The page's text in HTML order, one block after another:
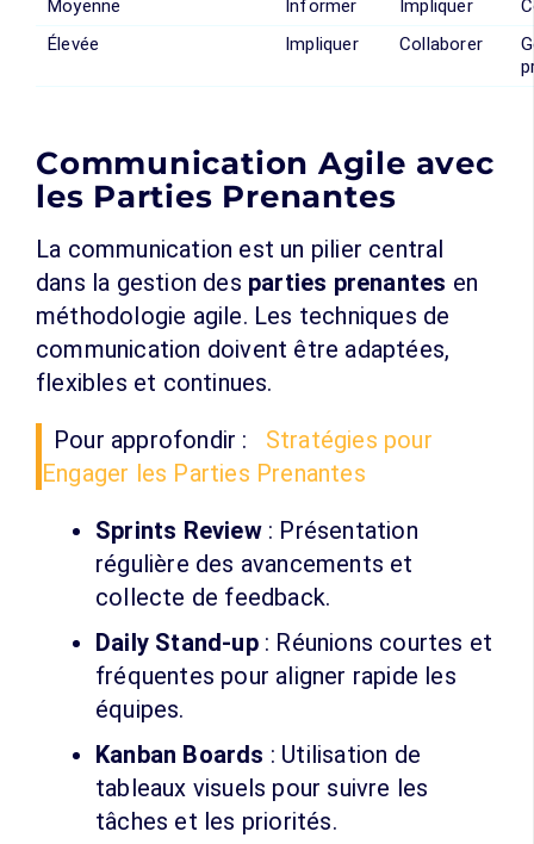
Moyenne
Informer Impliquer
Élevée
Impliquer Collaborer
Communication Agile avec
les Parties Prenantes
La communication est un pilier central
dans la gestion des parties prenantes en
méthodologie agile. Les techniques de
communication doivent être adaptées,
flexibles et continues.
Pour approfondir :
Stratégies pour
Engager les Parties Prenantes
Sprints Review: Présentation
régulière des avancements et
collecte de feedback.
Daily Stand-up: Réunions courtes et
fréquentes pour aligner rapide les
équipes.
Kanban Boards : Utilisation de
tableaux visuels pour suivre les
tâches et les priorités.